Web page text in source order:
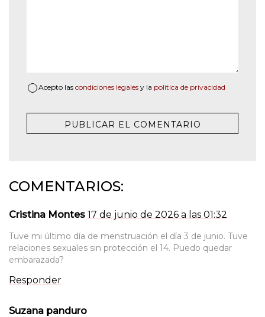
Acepto las condiciones legales y la política de privacidad
COMENTARIOS:
Cristina Montes 17 de junio de 2026 a las 01:32
Tuve mi último día de menstruación el día 3 de junio. Tuve
relaciones sexuales sin protección el 14. Puedo quedar
embarazada?
Responder
Suzana panduro